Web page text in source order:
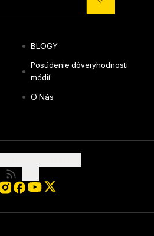
• BLOGY
•
Posúdenie dôveryhodnosti
médií
• O Nás